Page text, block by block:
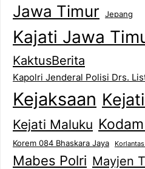
Jawa Timur Jepang
Kajati Jawa
KaktusBerita
Kapolri Jenderal Polisi Drs.
Kejaksaan
Kejati Maluku
Korem 084 Bhaskara Jaya
Mabes Polri Mayjen